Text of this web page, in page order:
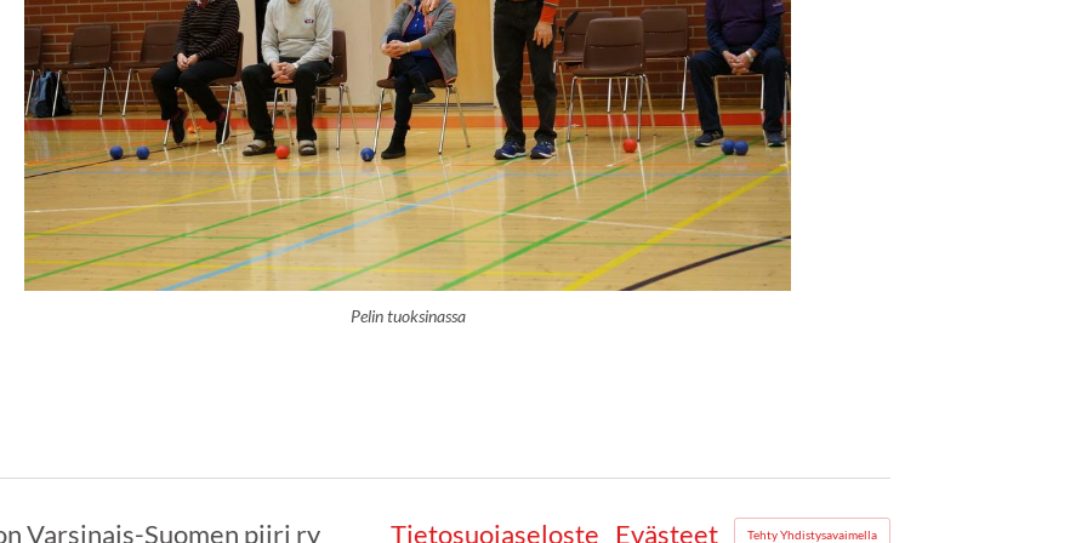
Pelin tuoksinassa
Varsinais-Suomen piiri ry Tietosuojaseloste Evästeet Tehty Yhdistysavaimella